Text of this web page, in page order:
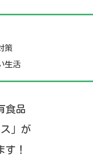
策
生活
食品
」が
す！